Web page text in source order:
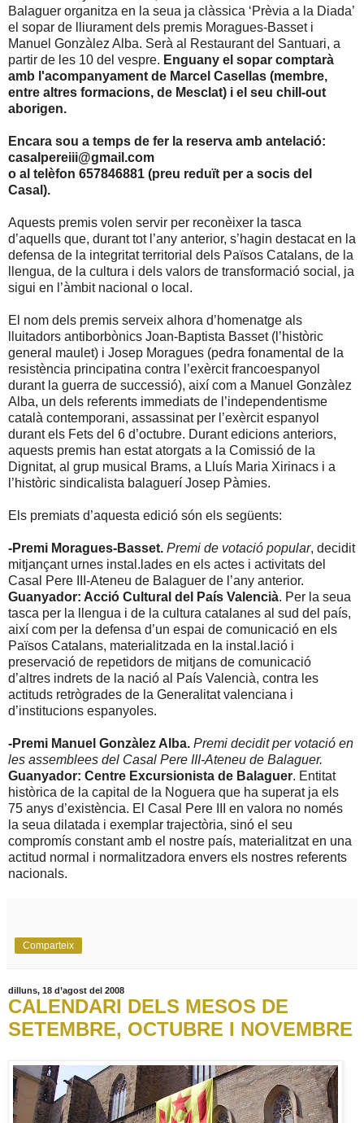
Balaguer organitza en la seua ja clàssica ‘Prèvia a la Diada’
el sopar de lliurament dels premis Moragues-Basset i
Manuel Gonzàlez Alba. Serà al Restaurant del Santuari, a
partir de les 10 del vespre. Enguany el sopar comptarà
amb l'acompanyament de Marcel Casellas (membre,
entre altres formacions, de Mesclat) i el seu chill-out
aborigen.
Encara sou a temps de fer la reserva amb antelació:
casalpereiii@gmail.com
o al telèfon 657846881 (preu reduït per a socis del
Casal).
Aquests premis volen servir per reconèixer la tasca
d’aquells que, durant tot l’any anterior, s’hagin destacat en la
defensa de la integritat territorial dels Països Catalans, de la
llengua, de la cultura i dels valors de transformació social, ja
sigui en l’àmbit nacional o local.
El nom dels premis serveix alhora d’homenatge als
lluitadors antiborbònics Joan-Baptista Basset (l’històric
general maulet) i Josep Moragues (pedra fonamental de la
resistència principatina contra l’exèrcit francoespanyol
durant la guerra de successió), així com a Manuel Gonzàlez
Alba, un dels referents immediats de l’independentisme
català contemporani, assassinat per l’exèrcit espanyol
durant els Fets del 6 d’octubre. Durant edicions anteriors,
aquests premis han estat atorgats a la Comissió de la
Dignitat, al grup musical Brams, a Lluís Maria Xirinacs i a
l’històric sindicalista balaguerí Josep Pàmies.
Els premiats d’aquesta edició són els següents:
-Premi Moragues-Basset. Premi de votació popular, decidit
mitjançant urnes instal.lades en els actes i activitats del
Casal Pere III-Ateneu de Balaguer de l’any anterior.
Guanyador: Acció Cultural del País Valencià. Per la seua
tasca per la llengua i de la cultura catalanes al sud del país,
així com per la defensa d’un espai de comunicació en els
Països Catalans, materialitzada en la instal.lació i
preservació de repetidors de mitjans de comunicació
d’altres indrets de la nació al País Valencià, contra les
actituds retrògrades de la Generalitat valenciana i
d’institucions espanyoles.
-Premi Manuel Gonzàlez Alba. Premi decidit per votació en
les assemblees del Casal Pere III-Ateneu de Balaguer.
Guanyador: Centre Excursionista de Balaguer. Entitat
històrica de la capital de la Noguera que ha superat ja els
75 anys d’existència. El Casal Pere III en valora no només
la seua dilatada i exemplar trajectòria, sinó el seu
compromís constant amb el nostre país, materialitzat en una
actitud normal i normalitzadora envers els nostres referents
nacionals.
Comparteix
dilluns, 18 d’agost del 2008
CALENDARI DELS MESOS DE
SETEMBRE, OCTUBRE I NOVEMBRE